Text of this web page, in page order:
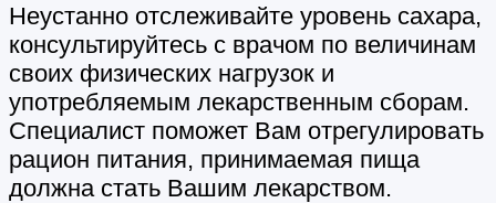
Неустанно отслеживайте уровень сахара,
консультируйтесь с врачом по величинам
своих физических нагрузок и
употребляемым лекарственным сборам.
Специалист поможет Вам отрегулировать
рацион питания, принимаемая пища
должна стать Вашим лекарством.